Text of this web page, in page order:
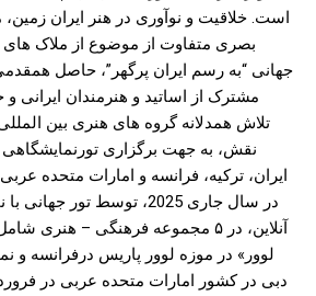
است. خلاقیت و نوآوری در هنر ایران زمین،
بصری متفاوت از موضوع از ملاک های
جهانی “به رسم ایران پرگهر”، حاصل
مشترک از اساتید و هنرمندان
تلاش همدلانه گروه های هنری بین
نقش، به جهت برگزاری
ایران، ترکیه، فرانسه و امارات متحده
در سال جاری 2025، توسط تور
آنلاین، در ۵ مجموعه فرهنگی –
لوور» در موزه لوور پاریس درفرانسه و
دبی در کشور امارات متحده عربی در